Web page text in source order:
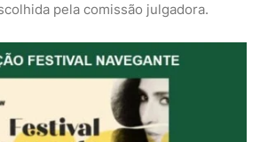
pela comissão julgadora.